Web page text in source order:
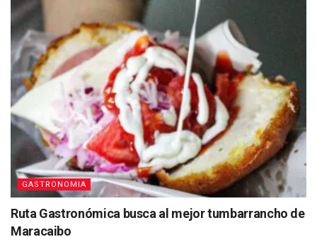
GASTRONOMIA
Ruta Gastronómica busca al mejor tumbarrancho de
Maracaibo